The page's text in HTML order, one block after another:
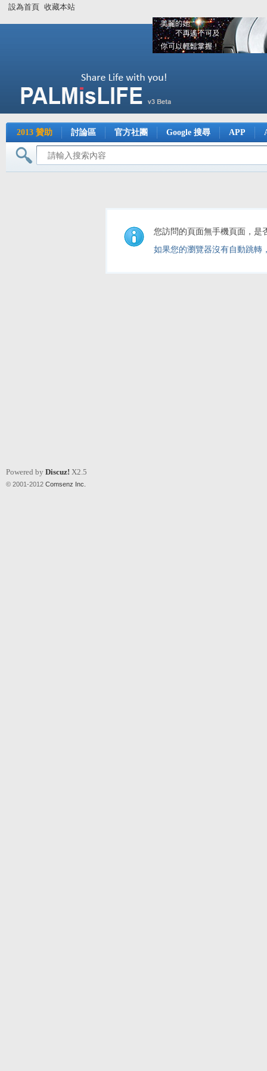
設為首頁 收藏本站
2013 贊助 討論區 官方社團 Google 搜尋 APP
您訪問的頁面無手機頁面，是
如果您的瀏覽器沒有自動跳轉
Powered by Discuz! X2.5
© 2001-2012 Comsenz Inc.